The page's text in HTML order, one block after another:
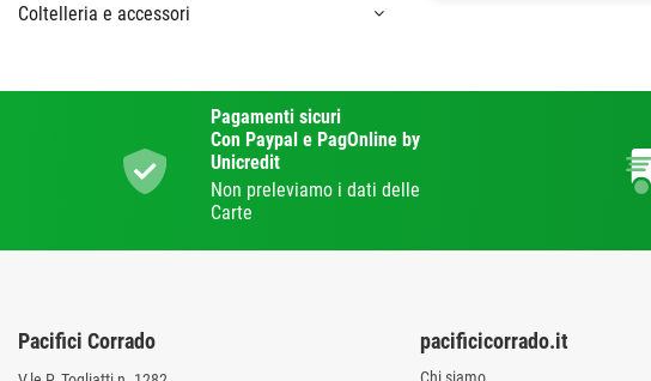
Coltelleria e accessori
Pagamenti sicuri
Con Paypal e PagOnline by
Unicredit
Non preleviamo i dati delle
Carte
Pacifici Corrado pacificicorrado.it